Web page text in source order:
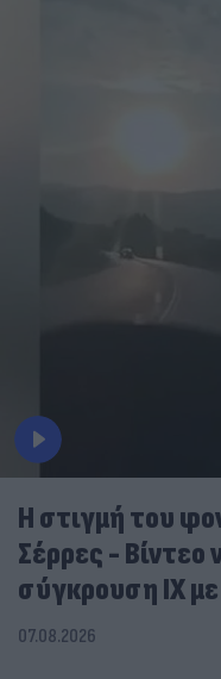
Η στιγμή του
Σέρρες - Βίντεο
σύγκρουση ΙΧ
07.08.2026